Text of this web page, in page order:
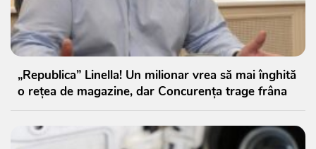
„Republica” Linella! Un milionar vrea să mai înghită
o rețea de magazine, dar Concurența trage frâna